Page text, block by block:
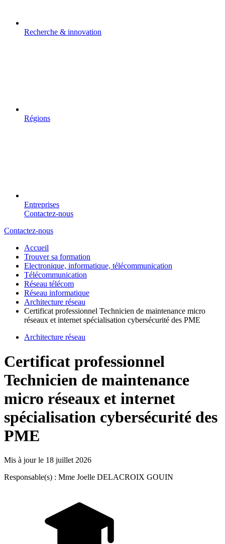
Recherche & innovation
Régions
Entreprises
Contactez-nous
Contactez-nous
Accueil
Trouver sa formation
Electronique, informatique, télécommunication
Télécommunication
Réseau télécom
Réseau informatique
Architecture réseau
Certificat professionnel Technicien de maintenance micro
réseaux et internet spécialisation cybersécurité des PME
Architecture réseau
Certificat professionnel
Technicien de maintenance
micro réseaux et internet
spécialisation cybersécurité des
PME
Mis à jour le 18 juillet 2026
Responsable(s) : Mme Joelle DELACROIX GOUIN